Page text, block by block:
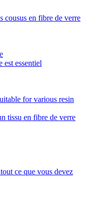
cousus en fibre de verre
est essentiel
tissu en fibre de verre
ce que vous devez